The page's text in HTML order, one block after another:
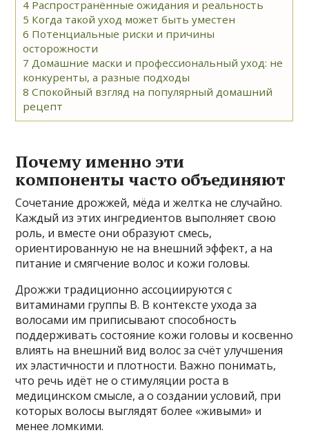
4 Распространённые ожидания и реальность
5 Когда такой уход может быть уместен
6 Потенциальные риски и причины
осторожности
7 Домашние маски и профессиональный уход: не
конкуренты, а разные подходы
8 Спокойный взгляд на популярный домашний
рецепт
Почему именно эти
компоненты часто объединяют
Сочетание дрожжей, мёда и желтка не случайно.
Каждый из этих ингредиентов выполняет свою
роль, и вместе они образуют смесь,
ориентированную не на внешний эффект, а на
питание и смягчение волос и кожи головы.
Дрожжи традиционно ассоциируются с
витаминами группы B. В контексте ухода за
волосами им приписывают способность
поддерживать состояние кожи головы и косвенно
влиять на внешний вид волос за счёт улучшения
их эластичности и плотности. Важно понимать,
что речь идёт не о стимуляции роста в
медицинском смысле, а о создании условий, при
которых волосы выглядят более «живыми» и
менее ломкими.